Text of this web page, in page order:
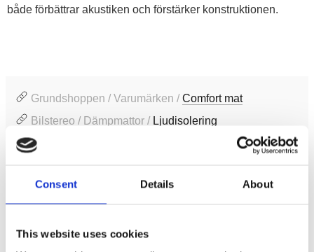
Consent Details About
This website uses cookies
både förbättrar akustiken och förstärker konstruktionen.
Grundshoppen / Varumärken /Comfort mat
Bilstereo / Dämpmattor / Ljudisolering
Bilstereo / Dämpmattor /
Vibrationsdämpning
Produktinformation
MPN: ZENITH